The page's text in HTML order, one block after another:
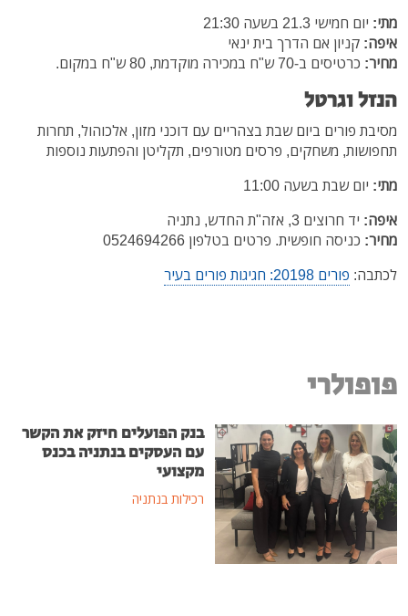
מתי: יום חמישי 21.3 בשעה 21:30
איפה: קניון אם הדרך בית ינאי
מחיר: כרטיסים ב-70 ש"ח במכירה מוקדמת, 80 ש"ח במקום.
הנזל וגרטל
מסיבת פורים ביום שבת בצהריים עם דוכני מזון, אלכוהול, תחרות
תחפושות, משחקים, פרסים מטורפים, תקליטן והפתעות נוספות
מתי: יום שבת בשעה 11:00
איפה: יד חרוצים 3, אזה"ת החדש, נתניה
מחיר: כניסה חופשית. פרטים בטלפון 0524694266
לכתבה: פורים 20198: חגיגות פורים בעיר
פופולרי
בנק הפועלים חיזק את הקשר
עם העסקים בנתניה בכנס
מקצועי
רכילות בנתניה